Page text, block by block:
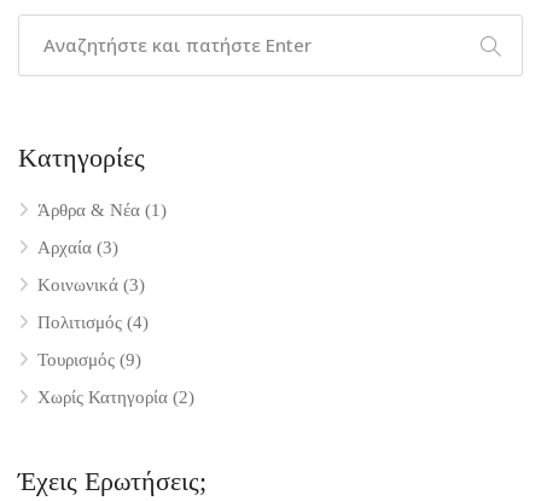
Kατηγορίες
Άρθρα & Νέα (1)
Αρχαία (3)
Κοινωνικά (3)
Πολιτισμός (4)
Τουρισμός (9)
Χωρίς Κατηγορία (2)
Έχεις Ερωτήσεις;